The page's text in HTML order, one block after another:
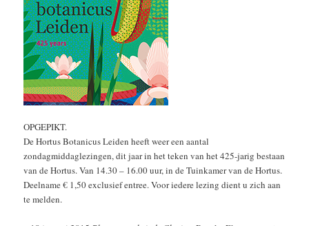
OPGEPIKT.
De Hortus Botanicus Leiden heeft weer een aantal
zondagmiddaglezingen, dit jaar in het teken van het 425-jarig bestaan
van de Hortus. Van 14.30 – 16.00 uur, in de Tuinkamer van de Hortus.
Deelname € 1,50 exclusief entree. Voor iedere lezing dient u zich aan
te melden.